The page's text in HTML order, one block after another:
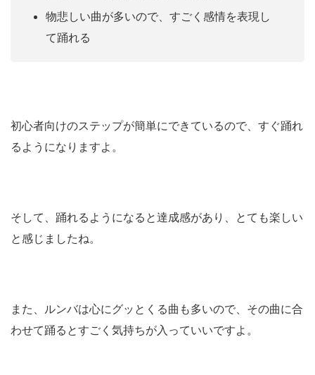
物悲しい曲が多いので、すごく感情を表現し
て踊れる
初心者向けのステップが簡単にできているので、すぐ踊れ
るようになりますよ。
そして、踊れるようになると達成感があり、とても楽しい
と感じましたね。
また、ルンバは心にグッとくる曲も多いので、その曲に合
わせて踊るとすごく気持ちが入っていいですよ。